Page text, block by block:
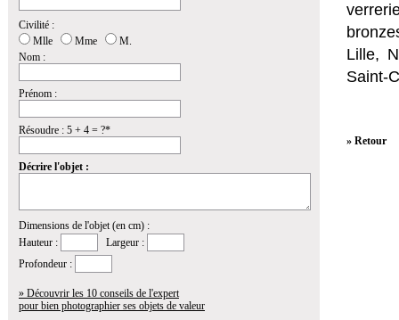
Civilité :
Mlle
Mme
M.
Nom :
Prénom :
Résoudre : 5 + 4 = ?*
Décrire l'objet :
Dimensions de l'objet (en cm) :
Hauteur :
Largeur :
Profondeur :
» Découvrir les 10 conseils de l'expert
pour bien photographier ses objets de valeur
Lille,
Saint-
» Retour